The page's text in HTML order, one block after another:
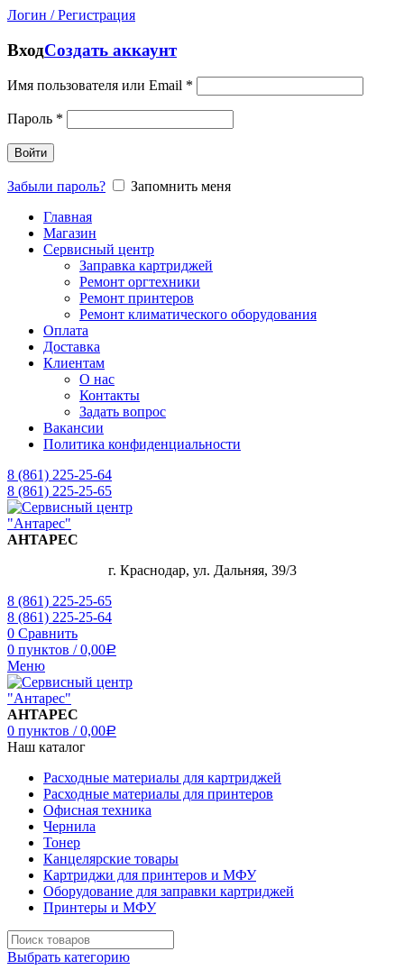
Логин / Регистрация
ВходСоздать аккаунт
Имя пользователя или Email *
Пароль *
Войти
Забыли пароль?
Запомнить меня
Главная
Магазин
Сервисный центр
Заправка картриджей
Ремонт оргтехники
Ремонт принтеров
Ремонт климатического оборудования
Оплата
Доставка
Клиентам
О нас
Контакты
Задать вопрос
Вакансии
Политика конфиденциальности
8 (861) 225-25-64
8 (861) 225-25-65
АНТАРЕС
г. Краснодар, ул. Дальняя, 39/3
8 (861) 225-25-65
8 (861) 225-25-64
0 Сравнить
0 пунктов / 0,00Р
Меню
АНТАРЕС
0 пунктов / 0,00Р
Наш каталог
Расходные материалы для картриджей
Расходные материалы для принтеров
Офисная техника
Чернила
Тонер
Канцелярские товары
Картриджи для принтеров и МФУ
Оборудование для заправки картриджей
Принтеры и МФУ
Выбрать категорию